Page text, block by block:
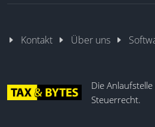
Automatischer Belegabgleich
Regelbasierte
Automatisierte
Kontakt Über uns
Die
Steuerrecht.